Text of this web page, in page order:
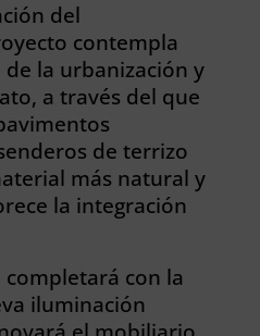
del
contempla
la urbanización y
a través del que
de terrizo
más natural y
la integración
con la
iluminación